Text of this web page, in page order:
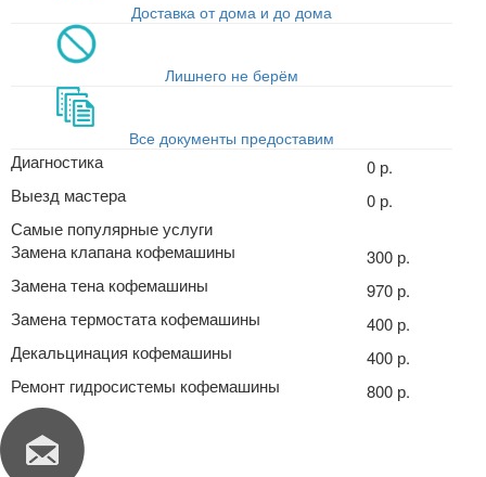
Доставка от дома и до дома
Лишнего не берём
Все документы предоставим
Диагностика
0 р.
Выезд мастера
0 р.
Самые популярные услуги
Замена клапана кофемашины
300 р.
Замена тена кофемашины
970 р.
Замена термостата кофемашины
400 р.
Декальцинация кофемашины
400 р.
Ремонт гидросистемы кофемашины
800 р.